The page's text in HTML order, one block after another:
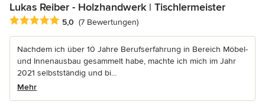
Lukas Reiber - Holzhandwerk | Tischlermeister
Durchschnittliche Bewertung: 5 von 5 Sternen
5,0 (7 Bewertungen)
Nachdem ich über 10 Jahre Berufserfahrung in Bereich Möbel-
und Innenausbau gesammelt habe, machte ich mich im Jahr
2021 selbstständig und bi...
Mehr